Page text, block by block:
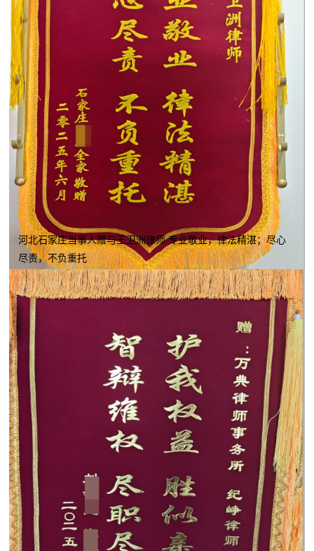
河北石家庄当事人赠与王卫洲律师 专业敬业，律法精湛；尽心
尽责，不负重托